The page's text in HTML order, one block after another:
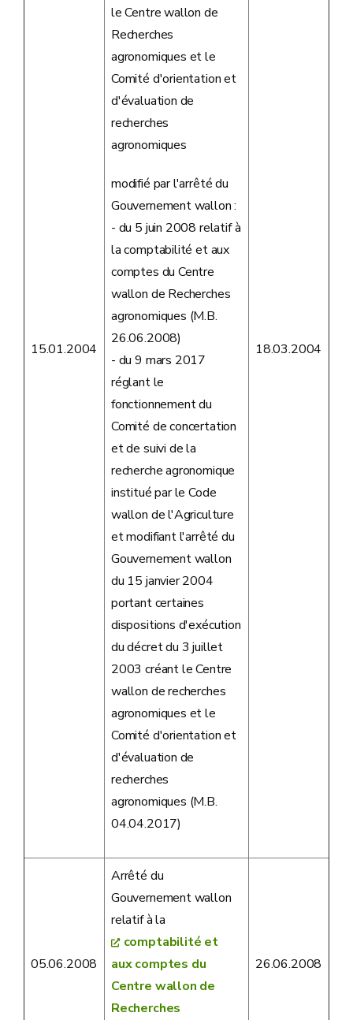
15.01.2004
le Centre wallon de
Recherches
agronomiques et le
Comité d'orientation et
d'évaluation de
recherches
agronomiques
modifié par l'arrêté du
Gouvernement wallon :
- du 5 juin 2008 relatif à
la comptabilité et aux
comptes du Centre
wallon de Recherches
agronomiques (M.B.
26.06.2008)
- du 9 mars 2017
réglant le
fonctionnement du
Comité de concertation
et de suivi de la
recherche agronomique
institué par le Code
wallon de l'Agriculture
et modifiant l'arrêté du
Gouvernement wallon
du 15 janvier 2004
portant certaines
dispositions d'exécution
du décret du 3 juillet
2003 créant le Centre
wallon de recherches
agronomiques et le
Comité d'orientation et
d'évaluation de
recherches
agronomiques (M.B.
04.04.2017)
18.03.2004
05.06.2008
Arrêté du
Gouvernement wallon
relatif à la
comptabilité et
aux comptes du
Centre wallon de
Recherches
26.06.2008